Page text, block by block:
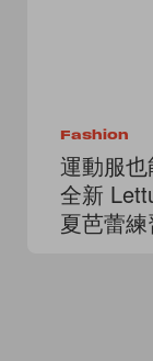
Fashion
運動服
全新
夏芭蕾練